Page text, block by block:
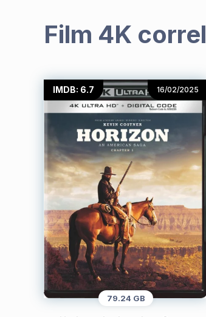
Film 4K
IMDB: 6.7 16/02/2025
79.24 GB